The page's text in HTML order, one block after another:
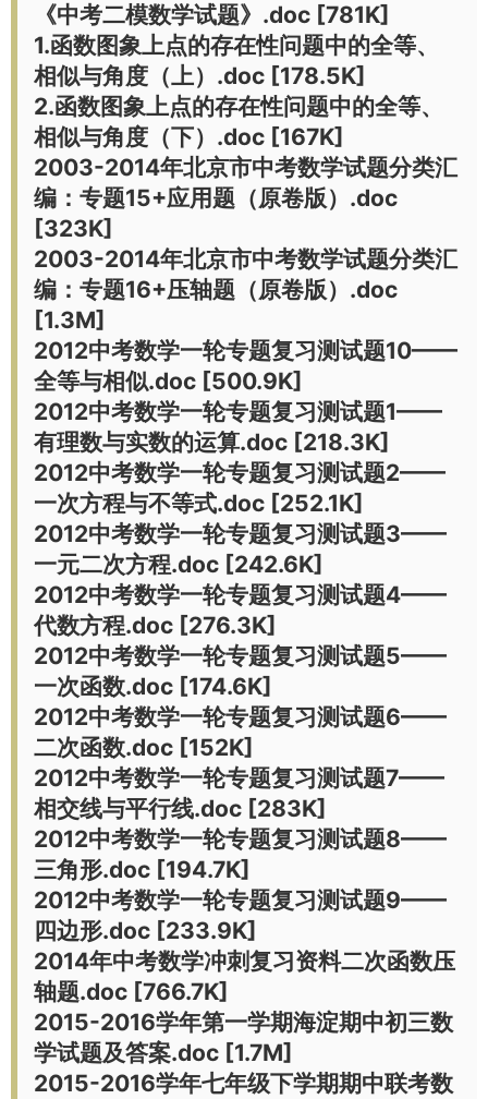
《中考二模数学试题》.doc [781K]
1.函数图象上点的存在性问题中的全等、
相似与角度（上）.doc [178.5K]
2.函数图象上点的存在性问题中的全等、
相似与角度（下）.doc [167K]
2003-2014年北京市中考数学试题分类汇
编：专题15+应用题（原卷版）.doc
[323K]
2003-2014年北京市中考数学试题分类汇
编：专题16+压轴题（原卷版）.doc
[1.3M]
2012中考数学一轮专题复习测试题10——
全等与相似.doc [500.9K]
2012中考数学一轮专题复习测试题1——
有理数与实数的运算.doc [218.3K]
2012中考数学一轮专题复习测试题2——
一次方程与不等式.doc [252.1K]
2012中考数学一轮专题复习测试题3——
一元二次方程.doc [242.6K]
2012中考数学一轮专题复习测试题4——
代数方程.doc [276.3K]
2012中考数学一轮专题复习测试题5——
一次函数.doc [174.6K]
2012中考数学一轮专题复习测试题6——
二次函数.doc [152K]
2012中考数学一轮专题复习测试题7——
相交线与平行线.doc [283K]
2012中考数学一轮专题复习测试题8——
三角形.doc [194.7K]
2012中考数学一轮专题复习测试题9——
四边形.doc [233.9K]
2014年中考数学冲刺复习资料二次函数压
轴题.doc [766.7K]
2015-2016学年第一学期海淀期中初三数
学试题及答案.doc [1.7M]
2015-2016学年七年级下学期期中联考数